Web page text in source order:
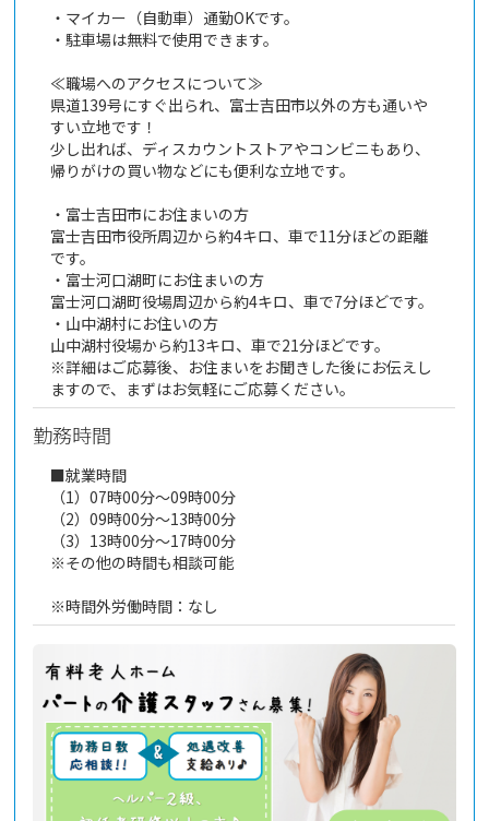
・マイカー（自動車）通勤OKです。
・駐車場は無料で使用できます。
≪職場へのアクセスについて≫
県道139号にすぐ出られ、富士吉田市以外の方も通いや
すい立地です！
少し出れば、ディスカウントストアやコンビニもあり、
帰りがけの買い物などにも便利な立地です。
・富士吉田市にお住まいの方
富士吉田市役所周辺から約4キロ、車で11分ほどの距離
です。
・富士河口湖町にお住まいの方
富士河口湖町役場周辺から約4キロ、車で7分ほどです。
・山中湖村にお住いの方
山中湖村役場から約13キロ、車で21分ほどです。
※詳細はご応募後、お住まいをお聞きした後にお伝えし
ますので、まずはお気軽にご応募ください。
勤務時間
■就業時間
（1）07時00分～09時00分
（2）09時00分～13時00分
（3）13時00分～17時00分
※その他の時間も相談可能
※時間外労働時間：なし